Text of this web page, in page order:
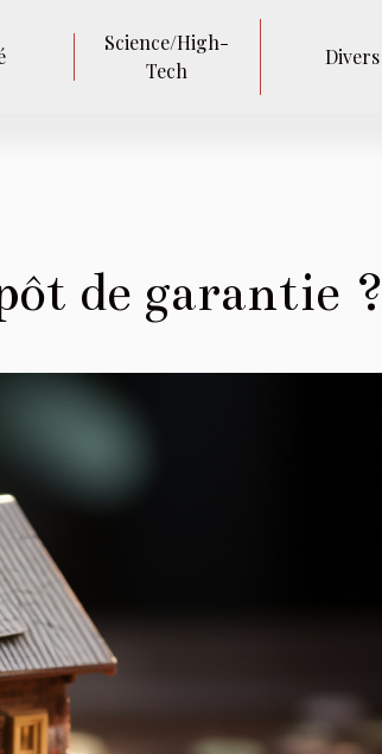
Science/High-
Tech
Divers
de garantie ?